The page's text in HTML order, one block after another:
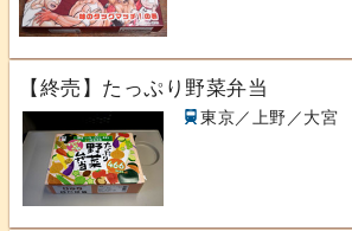
【終売】たっぷり野菜弁当
東京／上野／大宮